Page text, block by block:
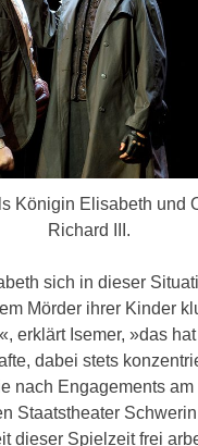
Königin Elisabeth und
Richard III.
sich in dieser
Mörder ihrer Kinder
erklärt Isemer, »das
dabei stets
nach Engagements am
Staatstheater
dieser Spielzeit frei